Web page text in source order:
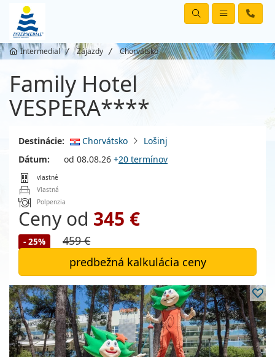
Intermedial Zájazdy Chorvátsko
Family Hotel
VESPERA****
Destinácie: Chorvátsko
Lošinj
Dátum:
od 08.08.26 +20 termínov
vlastné
Vlastná
Polpenzia
Ceny od 345 €
- 25%
459 €
predbežná kalkulácia ceny